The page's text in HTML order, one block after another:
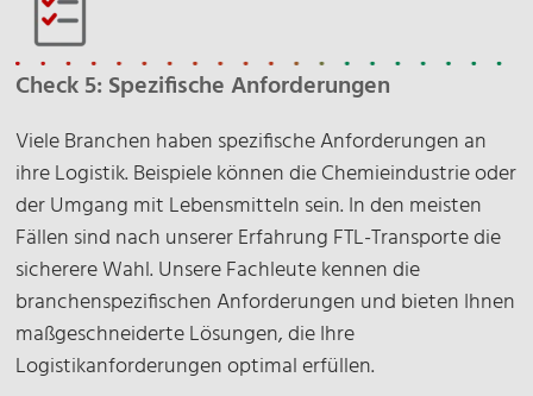
Check 5: Spezifische Anforderungen
Viele Branchen haben spezifische Anforderungen an
ihre Logistik. Beispiele können die Chemieindustrie oder
der Umgang mit Lebensmitteln sein. In den meisten
Fällen sind nach unserer Erfahrung FTL-Transporte die
sicherere Wahl. Unsere Fachleute kennen die
branchenspezifischen Anforderungen und bieten Ihnen
maßgeschneiderte Lösungen, die Ihre
Logistikanforderungen optimal erfüllen.